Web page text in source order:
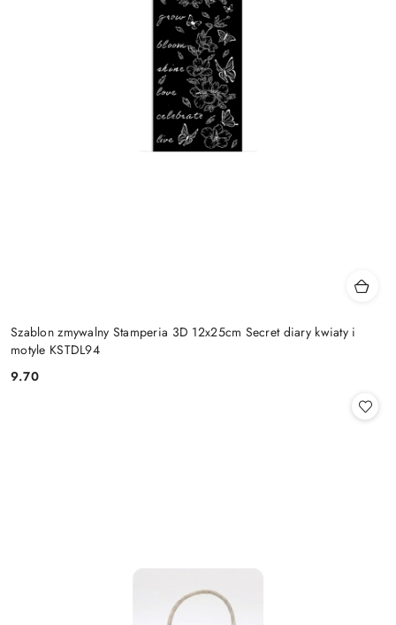
Szablon zmywalny Stamperia 3D 12x25cm Secret diary kwiaty i
motyle KSTDL94
Cena:
9.70